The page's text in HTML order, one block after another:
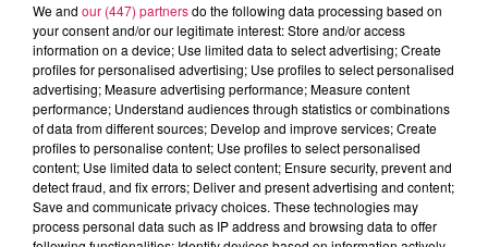
À L'ANTENNE
We and our (447) partnersdo the following data processing based on
your consent and/or our legitimate interest: Store and/or access
information on a device; Use limited data to select advertising; Create
profiles for personalised advertising; Use profiles to select personalised
advertising; Measure advertising performance; Measure content
performance; Understand audiences through statistics or combinations
of data from different sources; Develop and improve services; Create
profiles to personalise content; Use profiles to select personalised
content; Use limited data to select content; Ensure security, prevent and
detect fraud, and fix errors; Deliver and present advertising and content;
Save and communicate privacy choices. These technologies may
process personal data such as IP address and browsing data to offer